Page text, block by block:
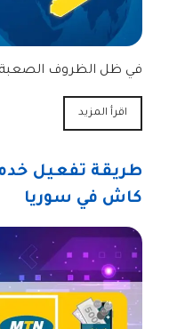
في ظل الظروف الصعبة
اقرأ المزيد
طريقة تفعيل
كاش في سوريا